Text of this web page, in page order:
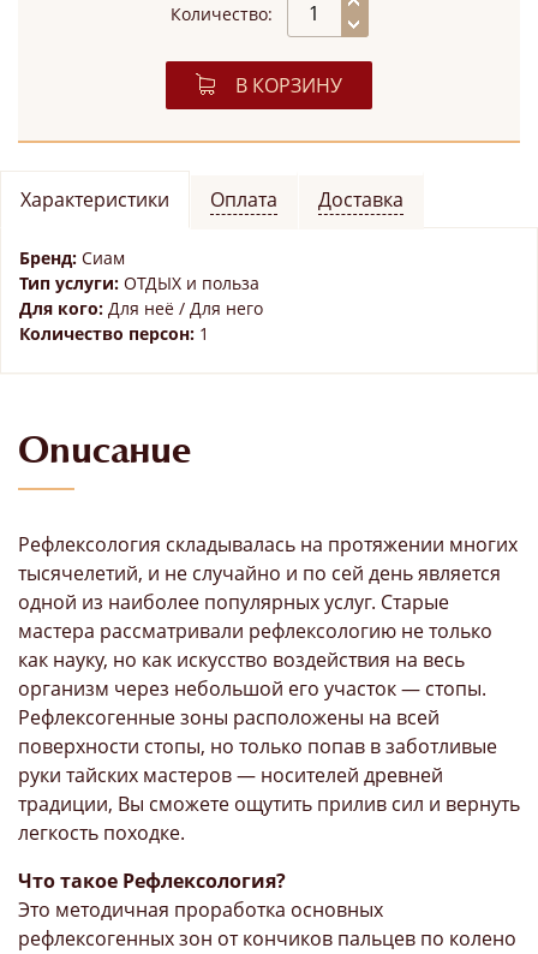
Количество:
В КОРЗИНУ
Характеристики Оплата Доставка
Бренд: Сиам
Тип услуги: ОТДЫХ и польза
Для кого: Для неё / Для него
Количество персон: 1
Описание
Рефлексология складывалась на протяжении многих
тысячелетий, и не случайно и по сей день является
одной из наиболее популярных услуг. Старые
мастера рассматривали рефлексологию не только
как науку, но как искусство воздействия на весь
организм через небольшой его участок — стопы.
Рефлексогенные зоны расположены на всей
поверхности стопы, но только попав в заботливые
руки тайских мастеров — носителей древней
традиции, Вы сможете ощутить прилив сил и вернуть
легкость походке.
Что такое Рефлексология?
Это методичная проработка основных
рефлексогенных зон от кончиков пальцев по колено